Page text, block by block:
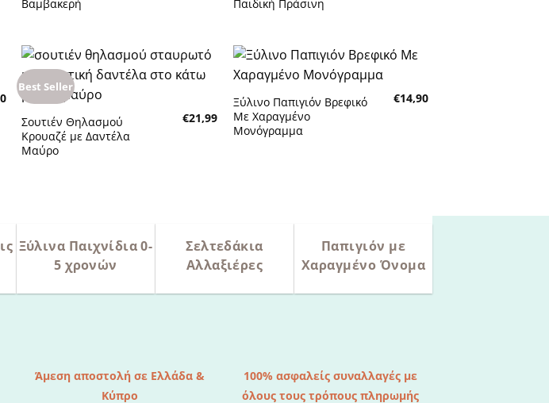
Βαμβακερή
Παιδική Πράσινη
Best Seller
Σουτιέν Θηλασμού
Κρουαζέ με Δαντέλα
Μαύρο
€21,99
στην λίστα
Ξύλινο Παπιγιόν Βρεφικό
Με Χαραγμένο
Μονόγραμμα
€14,90
Ξύλινα Παιχνίδια 0-
5 χρονών
Σελτεδάκια
Αλλαξιέρες
Παπιγιόν με
Χαραγμένο Όνομα
Άμεση αποστολή σε Ελλάδα &
Κύπρο
100% ασφαλείς συναλλαγές με
όλους τους τρόπους πληρωμής